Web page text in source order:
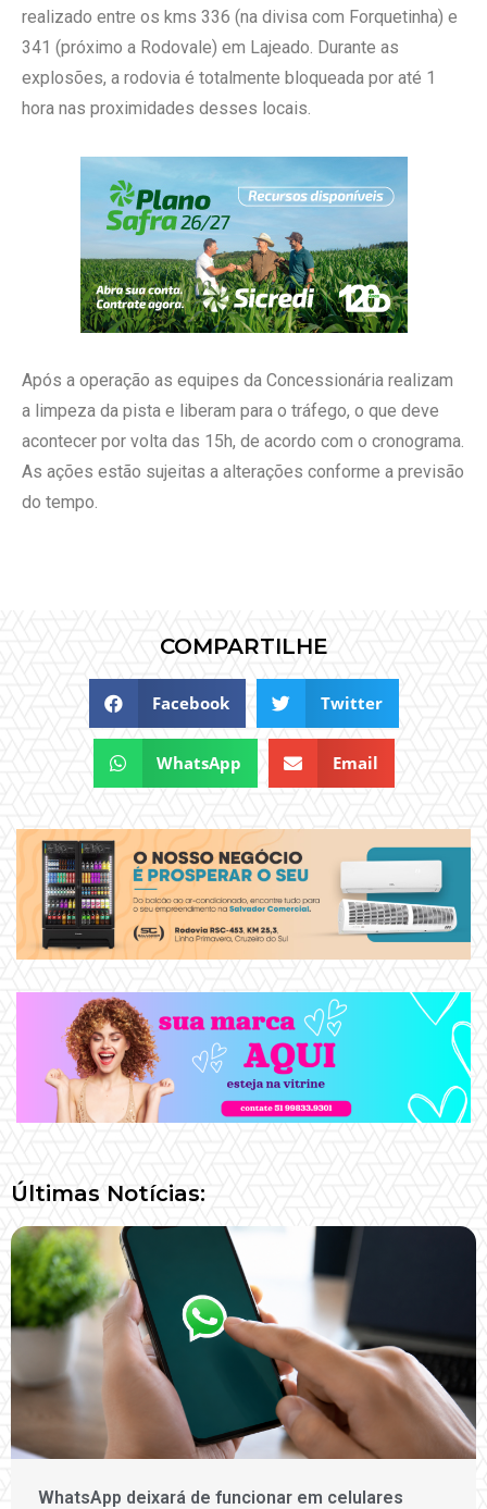
realizado entre os kms 336 (na divisa com Forquetinha) e
341 (próximo a Rodovale) em Lajeado. Durante as
explosões, a rodovia é totalmente bloqueada por até 1
hora nas proximidades desses locais.
Após a operação as equipes da Concessionária realizam
a limpeza da pista e liberam para o tráfego, o que deve
acontecer por volta das 15h, de acordo com o cronograma.
As ações estão sujeitas a alterações conforme a previsão
do tempo.
COMPARTILHE
Facebook Twitter
WhatsApp Email
Últimas Notícias:
WhatsApp deixará de funcionar em celulares